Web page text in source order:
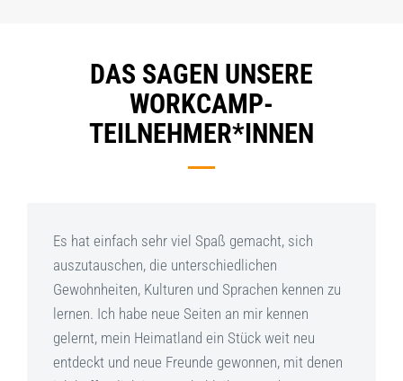
DAS SAGEN UNSERE
WORKCAMP-
TEILNEHMER*INNEN
Es hat einfach sehr viel Spaß gemacht, sich
auszutauschen, die unterschiedlichen
Gewohnheiten, Kulturen und Sprachen kennen zu
lernen. Ich habe neue Seiten an mir kennen
gelernt, mein Heimatland ein Stück weit neu
entdeckt und neue Freunde gewonnen, mit denen